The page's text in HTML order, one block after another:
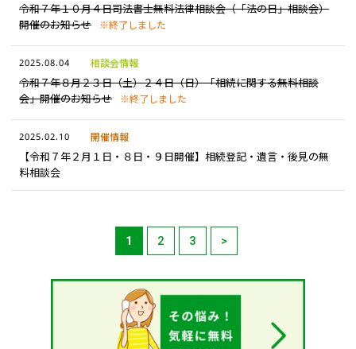
令和７年１０月４日司法書士無料法律相談会（「法の日」相談会）
開催のお知らせ
※終了しました
2025.08.04 相談会情報
令和７年８月２３日（土）２４日（日）「相続に関する無料相談
会」開催のお知らせ
※終了しました
2025.02.10 開催情報
【令和７年２月１日・８日・９日開催】相続登記・遺言・後見の無
料相談会
1 2 3 >